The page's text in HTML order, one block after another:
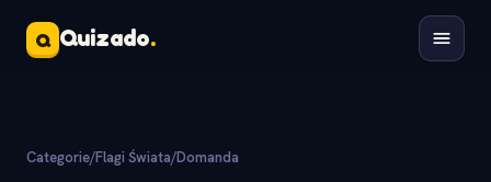
Q Quizado.
Categorie/Flagi Świata/Domanda